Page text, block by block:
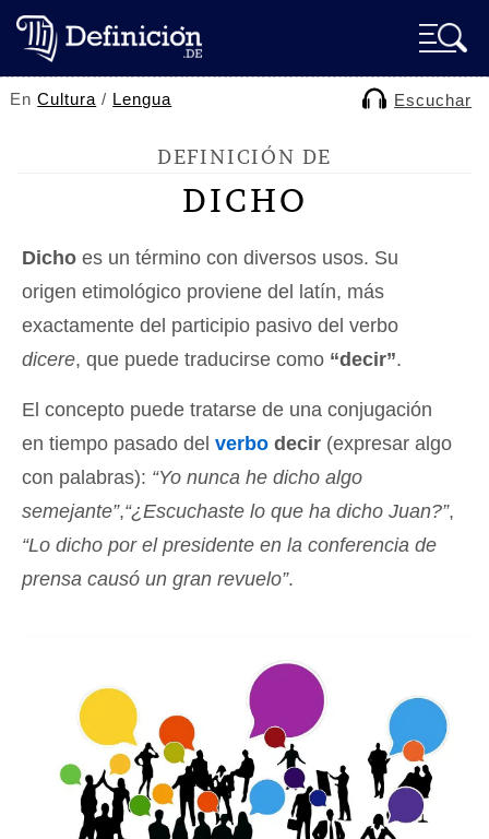
EnCultura / Lengua Escuchar
DEFINICIÓN DE
DICHO
Dicho es un término con diversos usos. Su
origen etimológico proviene del latín, más
exactamente del participio pasivo del verbo
dicere, que puede traducirse como “decir”.
El concepto puede tratarse de una conjugación
en tiempo pasado del verbo decir (expresar algo
con palabras): “Yo nunca he dicho algo
semejante”,“¿Escuchaste lo que ha dicho Juan?”,
“Lo dicho por el presidente en la conferencia de
prensa causó un gran revuelo”.